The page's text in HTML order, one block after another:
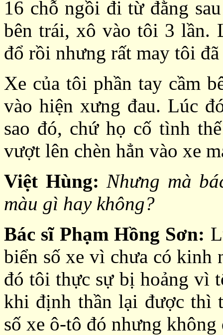
16 chỗ ngồi đi từ đằng
bên trái, xô vào tôi 3 lần.
đổ rồi nhưng rất may tôi
Xe của tôi phần tay cầm
vào hiện xưng đau. Lúc
sao đó, chứ họ cố tình
vượt lên chèn hẳn vào xe
Việt Hùng: Nhưng mà
màu gì hay không?
Bác sĩ Phạm Hồng Sơn:
biển số xe vì chưa có kinh
đó tôi thực sự bị hoảng vì
khi định thần lại được thì
số xe ô-tô đó nhưng